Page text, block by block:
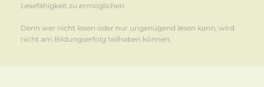
Lesefähigkeit zu ermöglichen.
Denn wer nicht lesen oder nur ungenügend lesen kann, wird
nicht am Bildungserfolg teilhaben können.